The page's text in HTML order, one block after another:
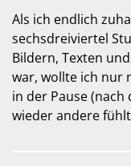
Als ich endlich
sechsdreiviertel
Bildern, Texten
war, wollte ich nur
in der Pause
wieder andere